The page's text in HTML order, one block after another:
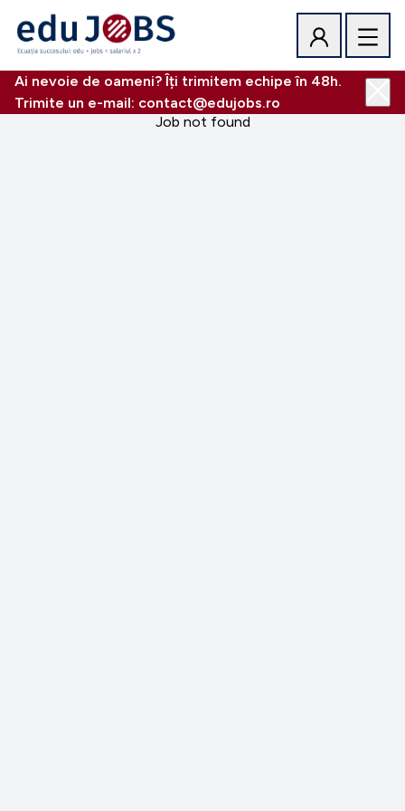
Ai nevoie de oameni? Îți trimitem echipe în 48h.
Trimite un e-mail: contact@edujobs.ro
Job not found